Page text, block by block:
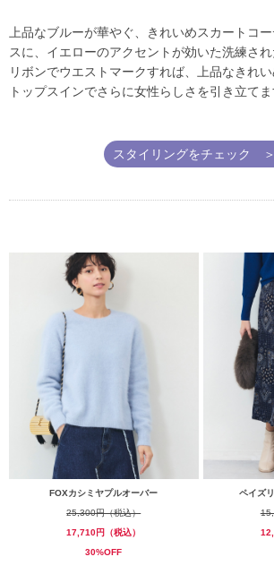
上品なブルーが華やぐ、きれいめスカートコ
スに、イエローのアクセントが効いた洗練さ
リボンでウエストマークすれば、上品なきれい
トップスインでさらに女性らしさを引き立てま
スタイリングをチェック
FOXカシミヤプルオーバー
25,300円（税込）
17,710円（税込）
30%OFF
ペイズ